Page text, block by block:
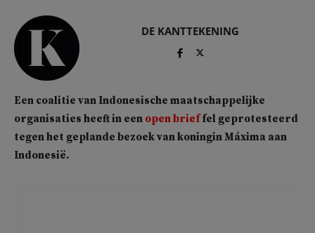
DE KANTTEKENING
Een coalitie van Indonesische maatschappelijke
organisaties heeft in een open brieffel geprotesteerd
tegen het geplande bezoek van koningin Máxima aan
Indonesië.